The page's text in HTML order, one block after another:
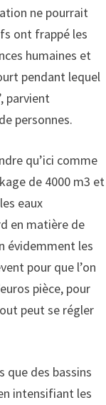
ne pourrait
ont frappé les
humaines et
pendant lequel
parvient
personnes.
qu’ici comme
de 4000 m3 et
eaux
en matière de
évidemment les
pour que l’on
pièce, pour
peut se régler
que des bassins
intensifiant les